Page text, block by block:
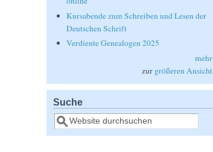
Kursabende zum Schreiben und Lesen der
Deutschen Schrift
Verdiente Genealogen 2025
mehr
zur größeren Ansicht
Suche
Suche